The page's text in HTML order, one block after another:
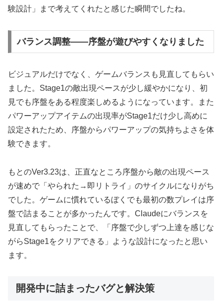
験設計」まで考えてくれたと感じた瞬間でしたね。
バランス調整——序盤が遊びやすくなりました
ビジュアルだけでなく、ゲームバランスも見直してもらい
ました。Stage1の敵出現ペースが少し緩やかになり、初
見でも序盤をある程度楽しめるようになっています。また
パワーアップアイテムの出現率がStage1だけ少し高めに
設定されたため、序盤からパワーアップの気持ちよさを体
験できます。
もとのVer3.23は、正直なところ序盤から敵の出現ペース
が速めで「やられた→即リトライ」のサイクルになりがち
でした。ゲームに慣れているぼくでも最初の数プレイは序
盤で詰まることが多かったんです。Claudeにバランスを
見直してもらったことで、「序盤で少しずつ上達を感じな
がらStage1をクリアできる」ような設計になったと思い
ます。
開発中に詰まったバグと解決策